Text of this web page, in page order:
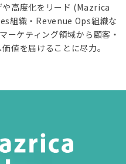
や高度化をリード (Mazrica
組織・Revenue Ops組織な
ーケティング領域から顧客・
値を届けることに尽力。